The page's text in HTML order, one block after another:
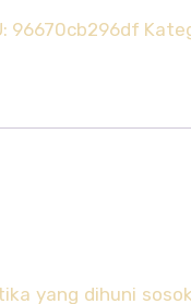
96670cb296df
yang dihuni